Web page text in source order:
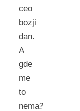
ceo
bozji
dan.
A
gde
me
to
nema?